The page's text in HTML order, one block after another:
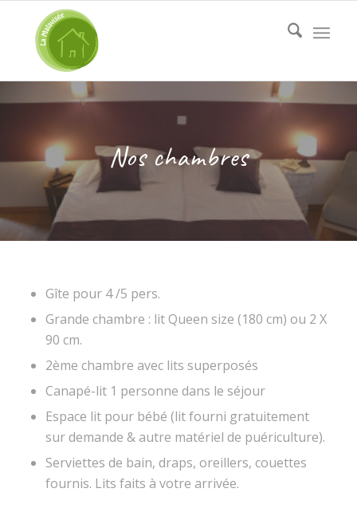
Nos chambres
Gîte pour 4 /5 pers.
Grande chambre : lit Queen size (180 cm) ou 2 X
90 cm.
2ème chambre avec lits superposés
Canapé-lit 1 personne dans le séjour
Espace lit pour bébé (lit fourni gratuitement
sur demande & autre matériel de puériculture).
Serviettes de bain, draps, oreillers, couettes
fournis. Lits faits à votre arrivée.